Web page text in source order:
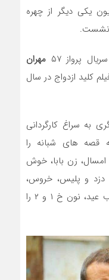
یکی دیگر از چهره
نشست.
مهران
کلید ازدواج در سال
به سراغ کارگردانی
سال ۸۱ مجموعه قصه های شبانه را
امسال، زن بابا، خوش
دزد و پلیس، خروس،
روزهای بد به در، بیمار استاندارد، شب عید، نون خ ۱ و ۲ را